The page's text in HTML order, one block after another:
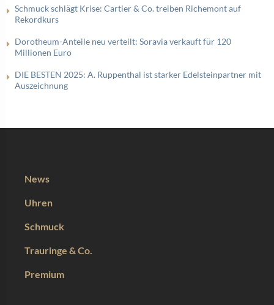
Schmuck schlägt Krise: Cartier & Co. treiben Richemont auf
Rekordkurs
Dorotheum-Anteile neu verteilt: Soravia verkauft für 120
Millionen Euro
DIE BESTEN 2025: A. Ruppenthal ist starker Edelsteinpartner mit
Auszeichnung
News
Uhren
Schmuck
Trauringe & Co.
Premium